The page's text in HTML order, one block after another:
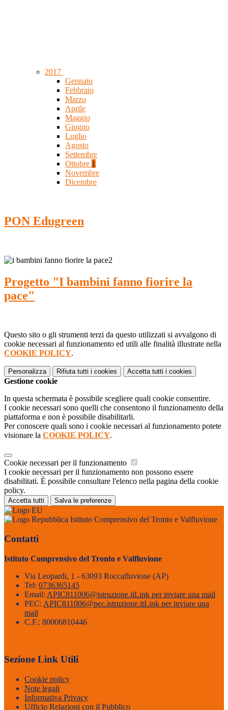
2017
Gennaio
Febbraio
Marzo
Aprile
Maggio
Giugno
Luglio
Agosto
Settembre
Ottobre 1
Novembre
Dicembre
PON Edugreen
Progetto "I bambini fanno fiorire la
pace"
Questo sito o gli strumenti terzi da questo utilizzati si avvalgono di
cookie necessari al funzionamento ed utili alle finalità illustrate nella
COOKIE POLICY.
Personalizza Rifiuta tutti i cookies Accetta tutti i cookies
Gestione cookie
In questa schermata è possibile scegliere quali cookie consentire.
I cookie necessari sono quelli che consentono il funzionamento della
piattaforma e non è possibile disabilitarli.
Per conoscere quali sono i cookie necessari al funzionamento potete
visionare la COOKIE POLICY.
Cookie necessari per il funzionamento
I cookie necessari per il funzionamento non possono essere
disabilitati. È possibile consultare l'elenco nella pagina della cookie
policy.
Accetta tutti Salva le preferenze
Istituto Comprensivo del Tronto e Valfluvione
Contatti
Istituto Comprensivo del Tronto e Valfluvione
Via Leopardi, 1 - 63093 Roccafluvione (AP)
Tel: 0736365145
Email: APIC811006@istruzione.itLink per inviare una mail
PEC: APIC811006@pec.istruzione.itLink per inviare una
mail
C.F.: 80006810446
Sezione Link Utili
Cookie policy
Note legali
Informativa Privacy
Ufficio Relazioni con il Pubblico